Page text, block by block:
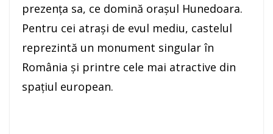
prezenţa sa, ce domină oraşul Hunedoara.
Pentru cei atraşi de evul mediu, castelul
reprezintă un monument singular în
România şi printre cele mai atractive din
spaţiul european.